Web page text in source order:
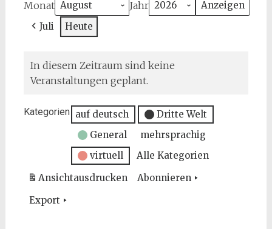
Monat Jahr
Juli Heute
In diesem Zeitraum sind keine
Veranstaltungen geplant.
Kategorien auf deutsch
Dritte Welt
General
mehrsprachig
virtuell
Alle Kategorien
Ansichtausdrucken
Abonnieren
Export